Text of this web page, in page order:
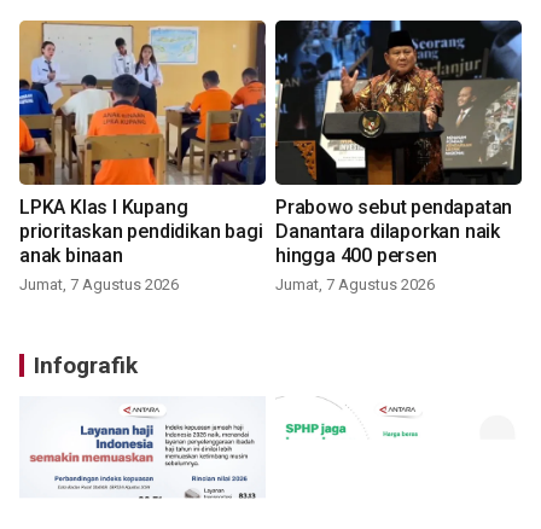
LPKA Klas I Kupang
prioritaskan pendidikan bagi
anak binaan
Jumat, 7 Agustus 2026
Prabowo sebut pendapatan
Danantara dilaporkan naik
hingga 400 persen
Jumat, 7 Agustus 2026
Infografik